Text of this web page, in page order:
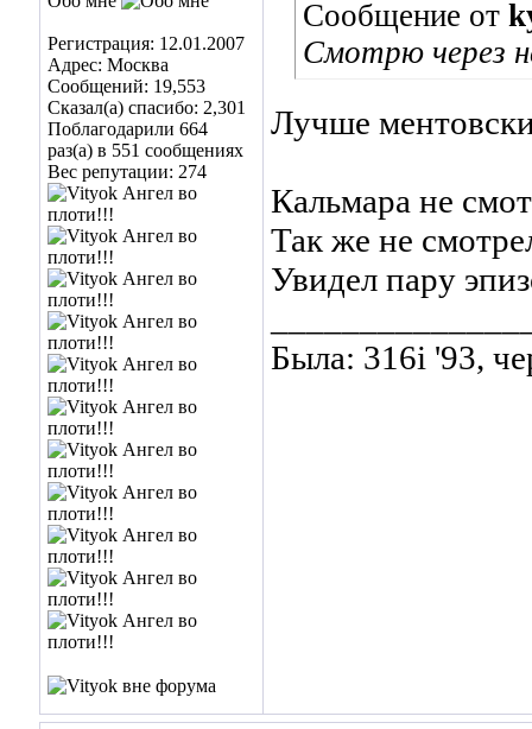
Регистрация: 12.01.2007
Адрес: Москва
Сообщений: 19,553
Сказал(а) спасибо: 2,301
Поблагодарили 664
раз(а) в 551 сообщениях
Вес репутации: 274
Сообщение от
Смотрю через
Лучше
Кальмара не
Так же не
Увидел пару
Была: 316i '93,